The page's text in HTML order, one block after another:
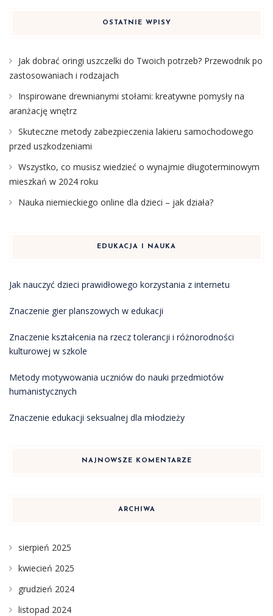
OSTATNIE WPISY
Jak dobrać oringi uszczelki do Twoich potrzeb? Przewodnik po
zastosowaniach i rodzajach
Inspirowane drewnianymi stołami: kreatywne pomysły na
aranżację wnętrz
Skuteczne metody zabezpieczenia lakieru samochodowego
przed uszkodzeniami
Wszystko, co musisz wiedzieć o wynajmie długoterminowym
mieszkań w 2024 roku
Nauka niemieckiego online dla dzieci – jak działa?
EDUKACJA I NAUKA
Jak nauczyć dzieci prawidłowego korzystania z internetu
Znaczenie gier planszowych w edukacji
Znaczenie kształcenia na rzecz tolerancji i różnorodności
kulturowej w szkole
Metody motywowania uczniów do nauki przedmiotów
humanistycznych
Znaczenie edukacji seksualnej dla młodzieży
NAJNOWSZE KOMENTARZE
ARCHIWA
sierpień 2025
kwiecień 2025
grudzień 2024
listopad 2024